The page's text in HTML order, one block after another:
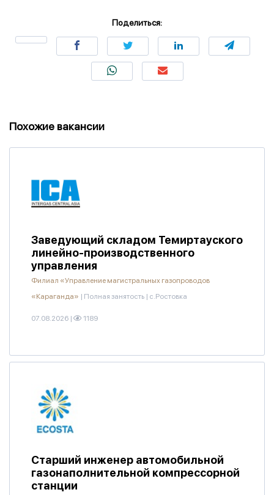
Поделиться:
Похожие вакансии
Заведующий складом Темиртауского
линейно-производственного
управления
Филиал «Управление магистральных газопроводов
«Караганда» | Полная занятость | с.Ростовка
07.08.2026 | 1189
Старший инженер автомобильной
газонаполнительной компрессорной
станции